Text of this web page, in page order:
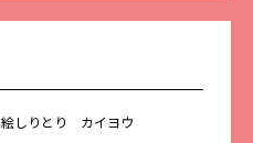
絵しりとり カイヨウ